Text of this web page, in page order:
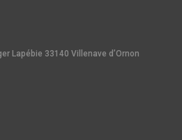
Lapébie 33140 Villenave d’Ornon